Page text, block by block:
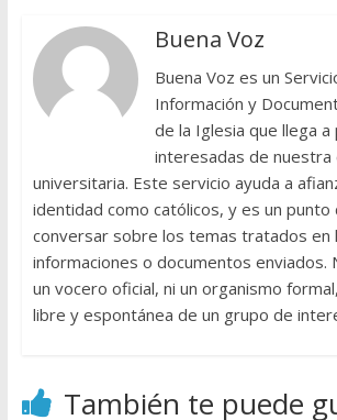
Buena Voz
Buena Voz es un
Información y
de la Iglesia que llega a
interesadas de nuestra
universitaria. Este servicio ayuda a
identidad como católicos, y es un
conversar sobre los temas tratados en
informaciones o documentos enviados.
un vocero oficial, ni un organismo
libre y espontánea de un grupo de
También te puede